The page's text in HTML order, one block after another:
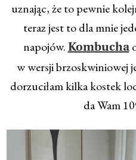
uznając, że to pewnie
teraz jest to dla mnie
napojów. Kombucha
w wersji brzoskwiniowej
dorzuciłam kilka kostek
da Wam